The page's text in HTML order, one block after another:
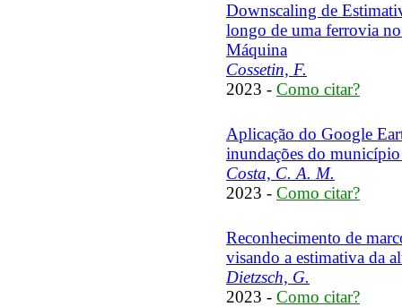
Downscaling de
longo de uma ferrovia
Máquina
Cossetin, F.
2023 - Como citar?
Aplicação do Google
inundações do
Costa, C. A. M.
2023 - Como citar?
Reconhecimento de
visando a estimativa da
Dietzsch, G.
2023 - Como citar?